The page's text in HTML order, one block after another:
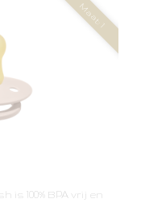
Maat: 1
100% BPA vrij en